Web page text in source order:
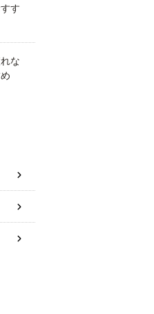
す
な